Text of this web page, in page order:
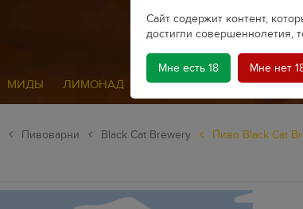
МИДЫ ЛИМОНАД СИДР КРАФТОВОЕ ПИВО
Пивоварни Black Cat Brewery Пиво Black Cat
Сайт содержит контент,
достигли совершеннолетия,
Мне есть 18 Мне нет